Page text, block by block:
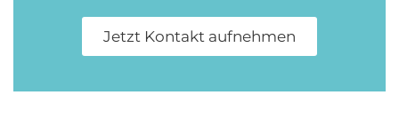
Jetzt Kontakt aufnehmen